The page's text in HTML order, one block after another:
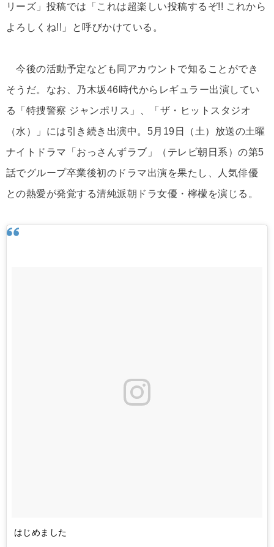
リーズ」投稿では「これは超楽しい投稿するぞ!! これから
よろしくね!!」と呼びかけている。
今後の活動予定なども同アカウントで知ることができ
そうだ。なお、乃木坂46時代からレギュラー出演してい
る「特捜警察 ジャンポリス」、「ザ・ヒットスタジオ
（水）」には引き続き出演中。5月19日（土）放送の土曜
ナイトドラマ「おっさんずラブ」（テレビ朝日系）の第5
話でグループ卒業後初のドラマ出演を果たし、人気俳優
との熱愛が発覚する清純派朝ドラ女優・檸檬を演じる。
はじめました